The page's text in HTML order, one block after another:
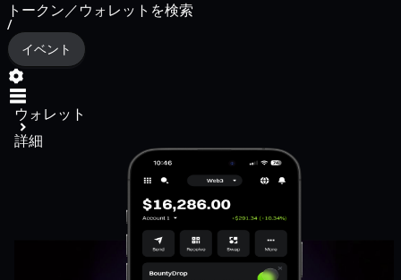
トークン／ウォレットを検索
/
イベント
ウォレット
詳細